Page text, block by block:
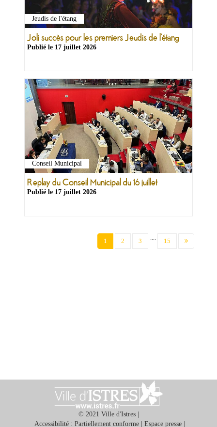
Jeudis de l'étang
Joli succès pour les premiers Jeudis de l’étang
Publié le 17 juillet 2026
Conseil Municipal
Replay du Conseil Municipal du 16 juillet
Publié le 17 juillet 2026
1 (current)
2 3 .... 15
© 2021 Ville d'Istres |
Accessibilité : Partiellement conforme| Espace presse|